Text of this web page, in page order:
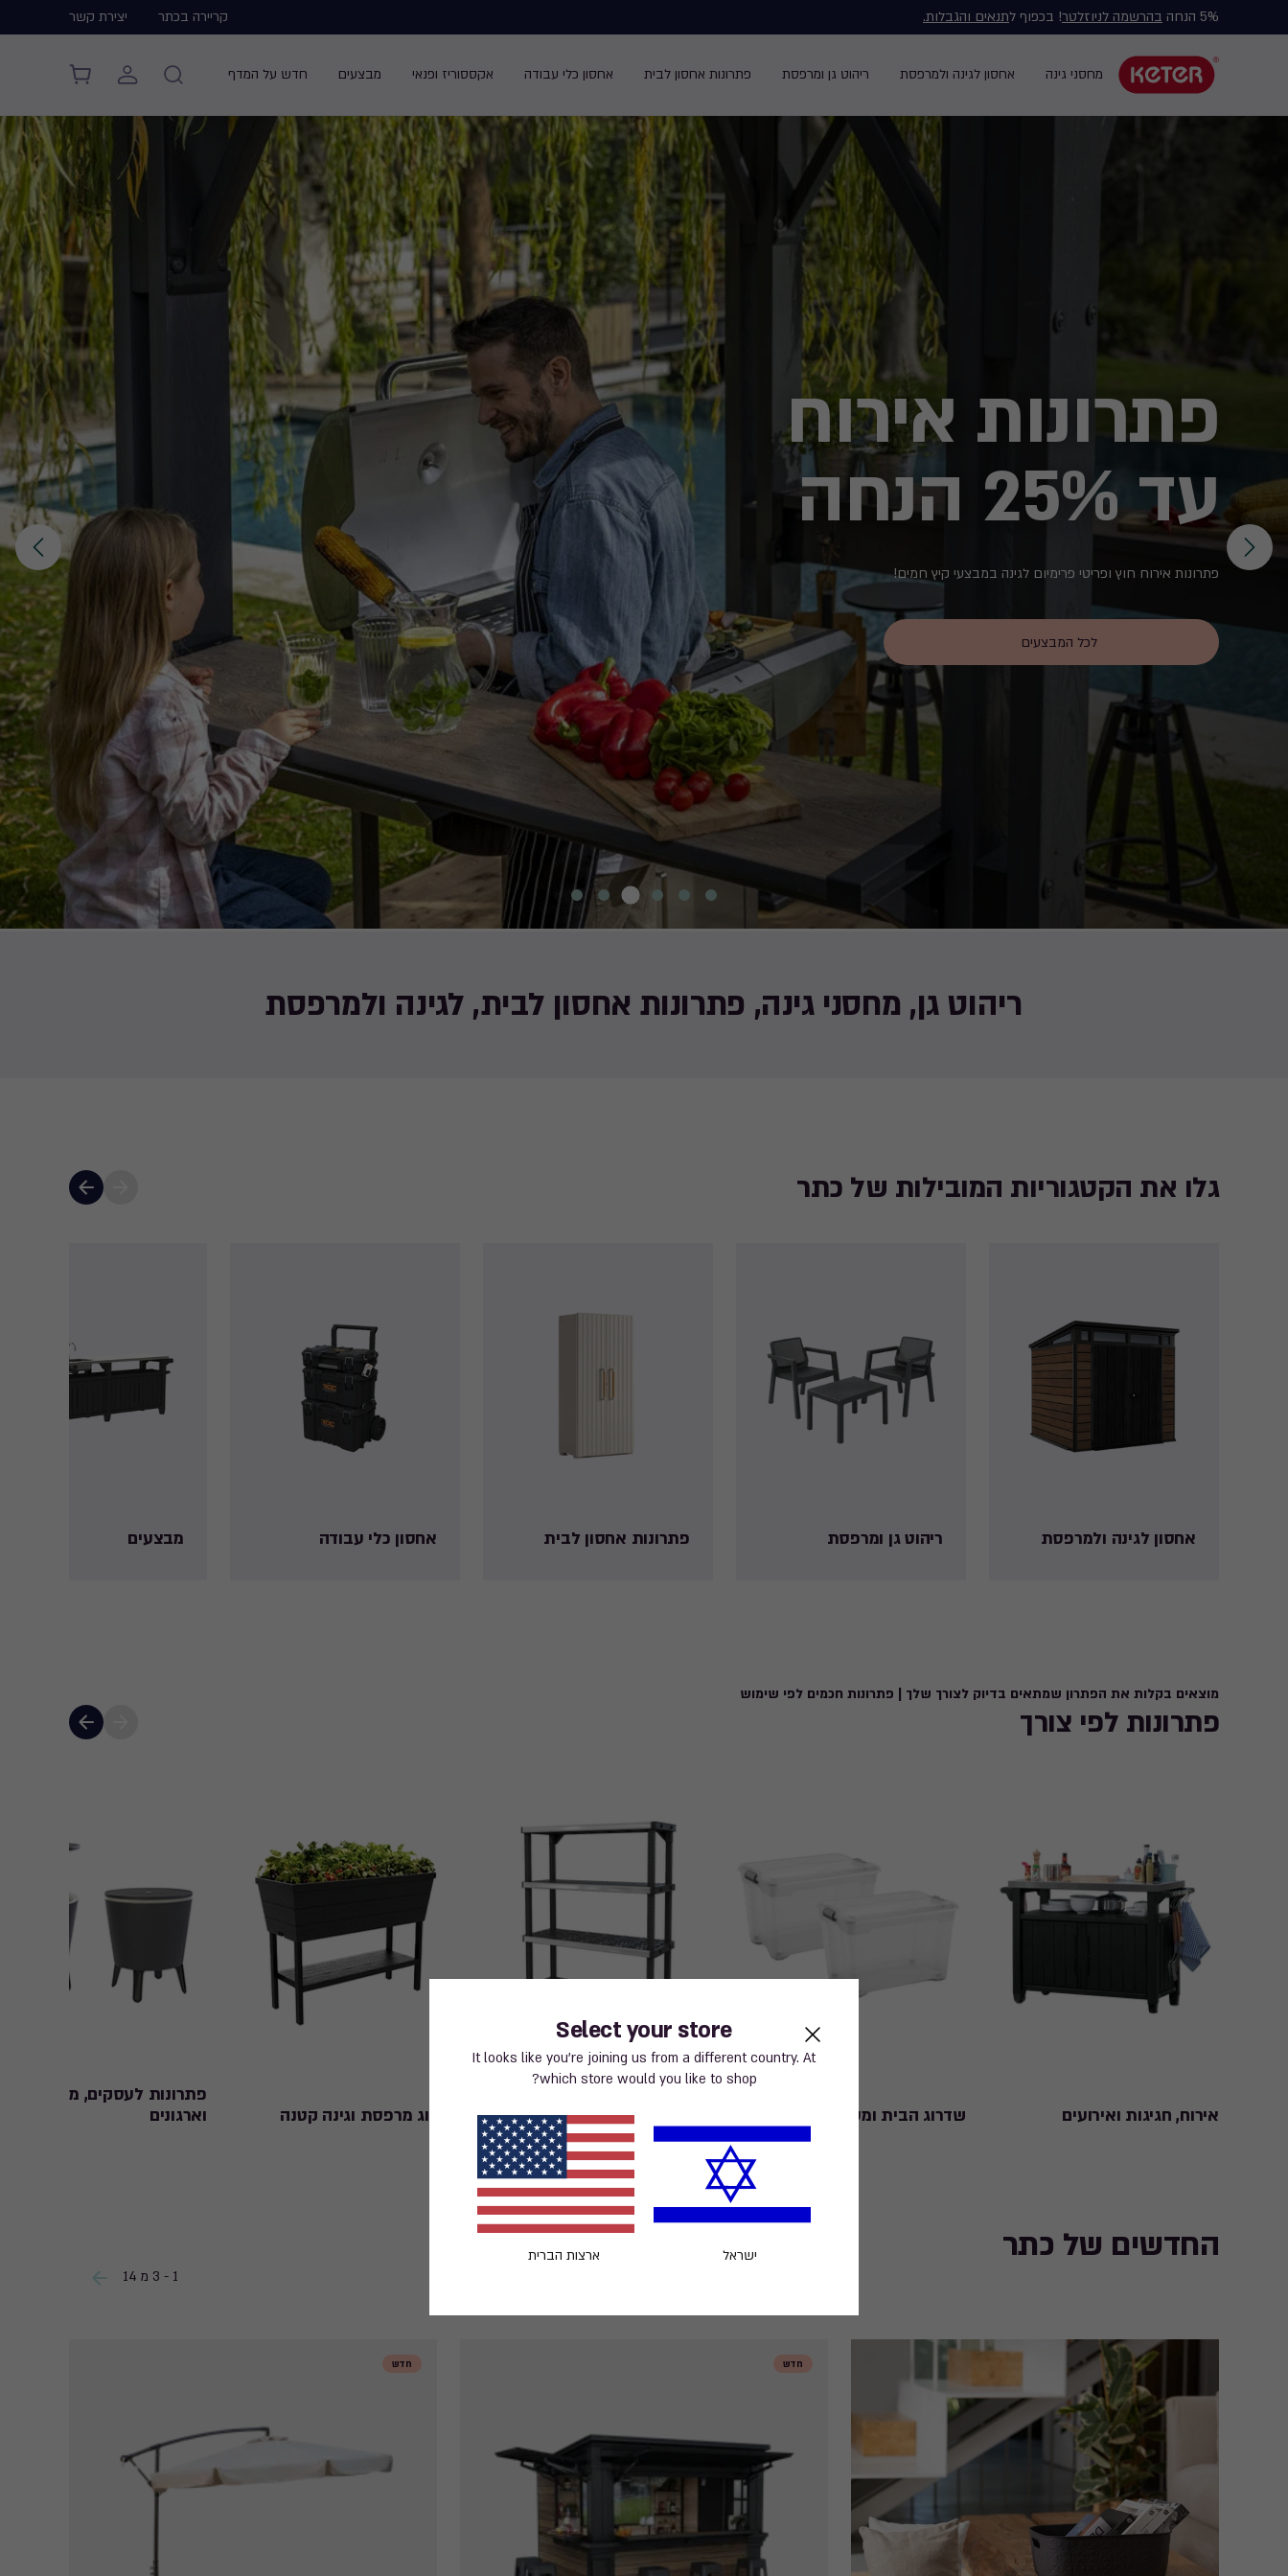
Select your store
It looks like you’re joining us from a different country. At
which store would you like to shop?
ישראל ארצות הברית
5% הנחה בהרשמה לניוזלטר! בכפוף לתנאים והגבלות. קריירה בכתר
יצירת קשר
navigation
מחסני גינה אחסון לגינה ולמרפסת ריהוט גן ומרפסת פתרונות אחסון לבית אחסון כלי עבודה אקססוריז ופנאי מבצעים חדש על המדף
Main
navigation
פתרונות אירוח
עד 25% הנחה
פתרונות אירוח חוץ ופריטי פרימיום לגינה במבצעי קיץ חמים!
לכל המבצעים
ריהוט גן, מחסני גינה, פתרונות אחסון לבית, לגינה ולמרפסת
גלו את הקטגוריות המובילות של כתר
אחסון לגינה ולמרפסת ריהוט גן ומרפסת פתרונות אחסון לבית אחסון כלי עבודה מבצעים
מוצאים בקלות את הפתרון שמתאים בדיוק לצורך שלך | פתרונות חכמים לפי שימוש
פתרונות לפי צורך
אירוח, חגיגות ואירועים שדרוג הבית ומעבר דירה ארגון המרחב המוגן (ממ״ד) שדרוג מרפסת וגינה קטנה
פתרונות לעסקים, מוסדות
וארגונים
החדשים של כתר
1 - 3 מ 14
חדש חדש